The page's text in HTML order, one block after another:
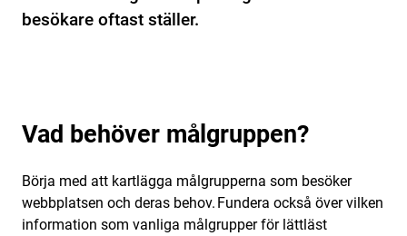
besökare oftast ställer.
Vad behöver målgruppen?
Börja med att kartlägga målgrupperna som besöker
webbplatsen och deras behov. Fundera också över vilken
information som vanliga målgrupper för lättläst